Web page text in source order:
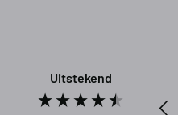
Uitstekend